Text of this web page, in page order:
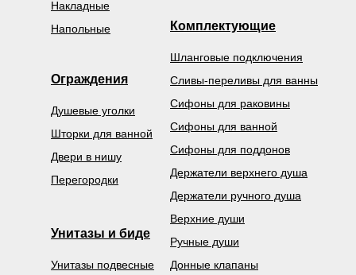
Верхние души
Ручные души
Сифоны для поддонов
Держатели верхнего душа
Держатели ручного душа
Донные клапаны
Сливы-переливы для ванны
Сифоны для ванной
Шланговые подключения
Сифоны для раковины
Унитазы и биде
Унитазы подвесные
Накладные
Напольные
Ограждения
Душевые уголки
Шторки для ванной
Двери в нишу
Перегородки
Комплектующие